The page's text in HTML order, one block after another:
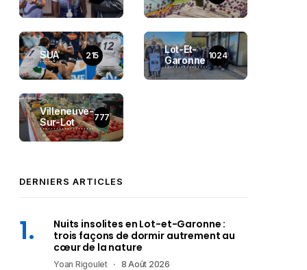
SUA 215
Lot-Et-
Garonne 1024
Villeneuve-
Sur-Lot
777
DERNIERS ARTICLES
Nuits insolites en Lot-et-Garonne :
trois façons de dormir autrement au
cœur de la nature
Yoan Rigoulet 8 Août 2026